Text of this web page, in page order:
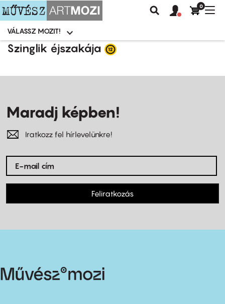
Ugrás
Moziválasztó
menü
VÁLASSZ MOZIT!
Keresés
Felhasználói
fiók
0
Szinglik éjszakája
Maradj képben!
Iratkozz fel hírlevelünkre!
Feliratkozás